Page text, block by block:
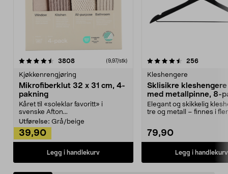
3808anmeldelser(9,97/stk)
Kjøkkenrengjøring
Mikrofiberklut 32 x 31 cm, 4-
pakning
Kåret til «soleklar favoritt» i
svenske Afton...
Utførelse: Grå/beige
39,90
Legg i handlekurv
4.5av 5 stjerner 256
Kleshengere
Sklisikre
med metallpinne, 8-
Elegant og skikkelig
tre og metall – finnes i
79,90
Legg i handlekurv
4.5av 5 stjerner